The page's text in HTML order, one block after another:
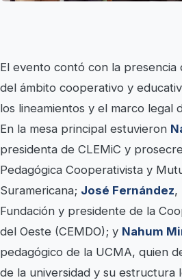
El evento contó con la presencia
del ámbito cooperativo y
los lineamientos y el marco legal
En la mesa principal estuvieron
presidenta de CLEMiC y
Pedagógica Cooperativista y
Suramericana; José Fernández,
Fundación y presidente de la
del Oeste (CEMDO); y Nahum
pedagógico de la UCMA, quien
de la universidad y su estructura